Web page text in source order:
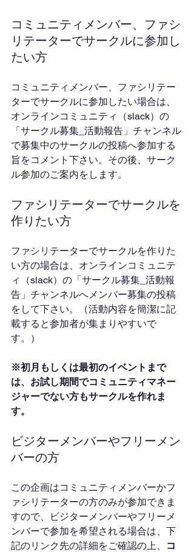
コミュニティメンバー、ファシ
リテーターでサークルに参加し
たい方
コミュニティメンバー、ファシリテー
ターでサークルに参加したい場合は、
オンラインコミュニティ（slack）の
「サークル募集_活動報告」チャンネル
で募集中のサークルの投稿へ参加する
旨をコメント下さい。その後、サーク
ル参加のご案内をします。
ファシリテーターでサークルを
作りたい方
ファシリテーターでサークルを作りた
い方の場合は、オンラインコミュニテ
ィ（slack）の「サークル募集_活動報
告」チャンネルへメンバー募集の投稿
をして下さい。（活動内容を簡潔に記
載すると参加者が集まりやすいで
す。）
※初月もしくは最初のイベントまで
は、お試し期間でコミュニティマネー
ジャーでない方もサークルを作れま
す。
ビジターメンバーやフリーメン
バーの方
この企画はコミュニティメンバーかフ
ァシリテーターの方のみが参加できま
すので、ビジターメンバーやフリーメ
ンバーで参加を希望される場合は、下
記のリンク先の詳細をご確認の上、
コ